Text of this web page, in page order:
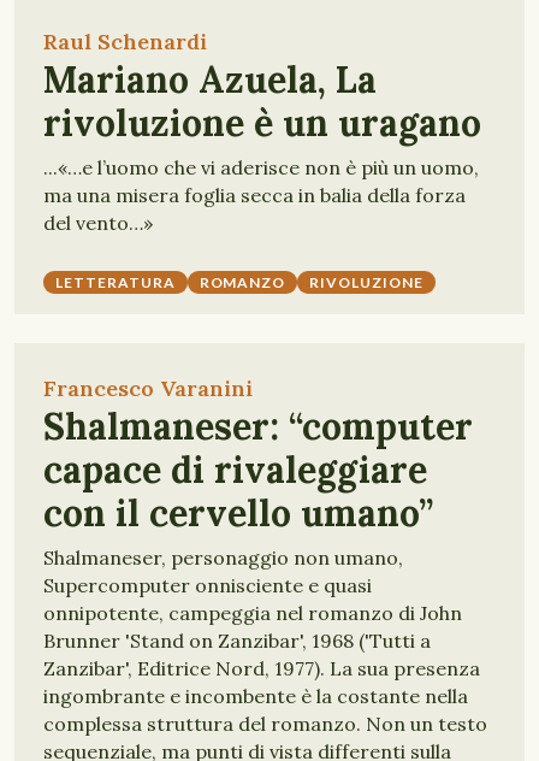
Raul Schenardi
Mariano Azuela, La
rivoluzione è un uragano
...«…e l’uomo che vi aderisce non è più un uomo,
ma una misera foglia secca in balia della forza
del vento…»
LETTERATURA ROMANZO RIVOLUZIONE
Francesco Varanini
Shalmaneser: “computer
capace di rivaleggiare
con il cervello umano”
Shalmaneser, personaggio non umano,
Supercomputer onnisciente e quasi
onnipotente, campeggia nel romanzo di John
Brunner 'Stand on Zanzibar', 1968 ('Tutti a
Zanzibar', Editrice Nord, 1977). La sua presenza
ingombrante e incombente è la costante nella
complessa struttura del romanzo. Non un testo
sequenziale, ma punti di vista differenti sulla